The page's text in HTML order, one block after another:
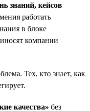
знаний, кейсов
работать
в блоке
компании
Тех, кто знает, как
качества» без